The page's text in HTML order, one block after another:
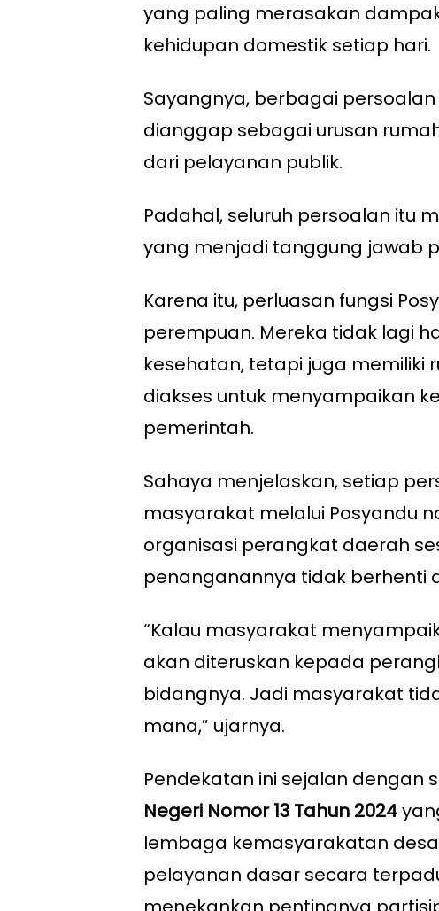
yang paling merasakan
kehidupan domestik setiap hari.
Sayangnya, berbagai
dianggap sebagai urusan
dari pelayanan publik.
Padahal, seluruh persoalan itu
yang menjadi tanggung jawab
Karena itu, perluasan fungsi
perempuan. Mereka tidak lagi
kesehatan, tetapi juga memiliki
diakses untuk menyampaikan
pemerintah.
Sahaya menjelaskan, setiap
masyarakat melalui Posyandu
organisasi perangkat daerah
penanganannya tidak berhenti
“Kalau masyarakat
akan diteruskan kepada
bidangnya. Jadi masyarakat
mana,” ujarnya.
Pendekatan ini sejalan dengan
Negeri Nomor 13 Tahun 2024
lembaga kemasyarakatan
pelayanan dasar secara